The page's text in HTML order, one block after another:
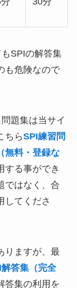
SPIの解答集
も危険なので
題集は当サイ
ちらSPI練習問
無料・登録な
する事ができ
ではなく、合
してくださ
りますが、最
答集（完全
答集の利用を